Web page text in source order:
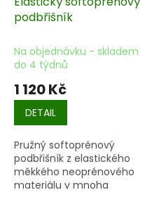
podbřišník
Na objednávku - skladem
do 4 týdnů
1 120 Kč
DETAIL
Pružný softoprénový
podbřišník z elastického
měkkého neoprénového
materiálu v mnoha